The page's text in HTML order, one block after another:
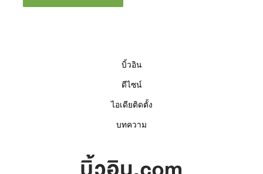
บิ้วอิน
ดีไซน์
ไอเดียติดตั้ง
บทความ